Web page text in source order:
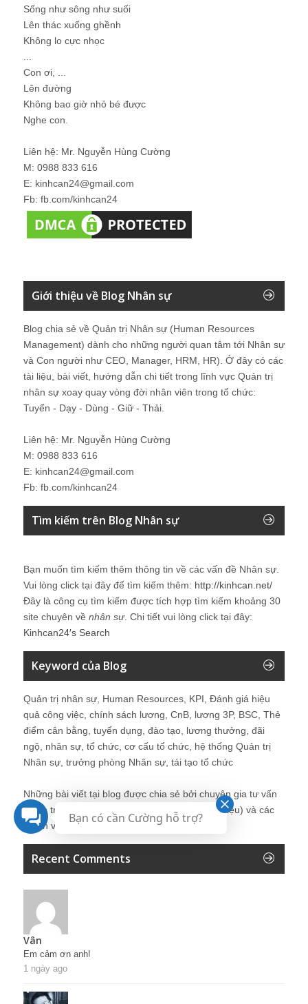
Sống như sông như suối
Lên thác xuống ghềnh
Không lo cực nhọc
...
Con ơi, ...
Lên đường
Không bao giờ nhỏ bé được
Nghe con.
Liên hệ: Mr. Nguyễn Hùng Cường
M: 0988 833 616
E: kinhcan24@gmail.com
Fb: fb.com/kinhcan24
Giới thiệu về Blog Nhân sự
Blog chia sẻ về Quản trị Nhân sự (Human Resources
Management) dành cho những người quan tâm tới Nhân sự
và Con người như CEO, Manager, HRM, HR). Ở đây có các
tài liệu, bài viết, hướng dẫn chi tiết trong lĩnh vực Quản trị
nhân sự xoay quay vòng đời nhân viên trong tổ chức:
Tuyển - Dạy - Dùng - Giữ - Thải.
Liên hệ: Mr. Nguyễn Hùng Cường
M: 0988 833 616
E: kinhcan24@gmail.com
Fb: fb.com/kinhcan24
Tìm kiếm trên Blog Nhân sự
Bạn muốn tìm kiếm thêm thông tin về các vấn đề Nhân sự.
Vui lòng click tại đây để tìm kiếm thêm: http://kinhcan.net/
Đây là công cụ tìm kiếm được tích hợp tìm kiếm khoảng 30
site chuyên về nhân sự. Chi tiết vui lòng click tại đây:
Kinhcan24′s Search
Keyword của Blog
Quản trị nhân sự, Human Resources, KPI, Đánh giá hiệu
quả công việc, chính sách lương, CnB, lương 3P, BSC, Thẻ
điểm cân bằng, tuyển dụng, đào tạo, lương thưởng, đãi
ngộ, nhân sự, tổ chức, cơ cấu tổ chức, hệ thống Quản trị
Nhân sự, trưởng phòng Nhân sự, tái tạo tổ chức
Những bài viết tại blog được chia sẻ bởi chuyên gia tư vấn
Quản trị Nhân sự Nguyễn Hùng Cường (
giới thiệu) và các
thành viên khác trong cộng đồng Nhân sự.
Recent Comments
Vân
Em cảm ơn anh!
1 ngày ago
Bạn có cần Cường hỗ trợ?